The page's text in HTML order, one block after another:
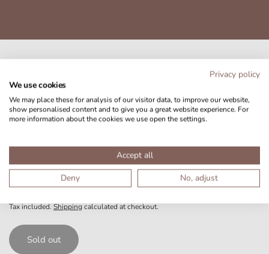
Privacy policy
We use cookies
We may place these for analysis of our visitor data, to improve our website,
show personalised content and to give you a great website experience. For
more information about the cookies we use open the settings.
Accept all
Deny
No, adjust
Tutustu Nucu-tuotepakettiin
Nucu-alusta asennetaan helposti ja nopeasti vauvan
nukkumaympäristöön.
19,99 SEK Sold out
Tax included. Shippingcalculated at checkout.
Sold out